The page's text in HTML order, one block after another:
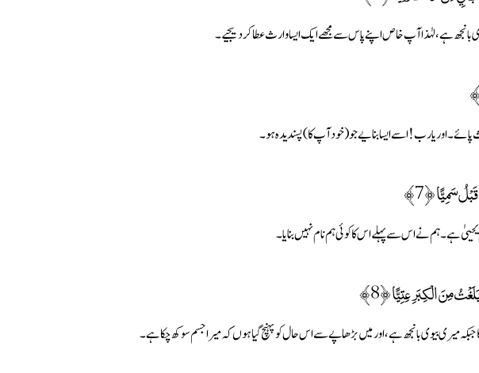
بانجھ ہے، لہٰذا آپ خاص اپنے پاس سے مجھے ایک ایسا وارث عطا کردیجیے۔
یا رب ! اسے ایسا بنایے جو (خود آپ کا) پسندیدہ ہو۔
سَمِيًّا ﴿7﴾
ہے۔ ہم نے اس سے پہلے اس کا کوئی ہم نام نہیں بنایا۔
مِنَ الْكِبَرِ عِتِيًّا ﴿8﴾
میری بیوی بانجھ ہے، اور میں بڑھاپے سے اس حال کو پہنچ گیا ہوں کہ میرا جسم سوکھ چکا ہے۔